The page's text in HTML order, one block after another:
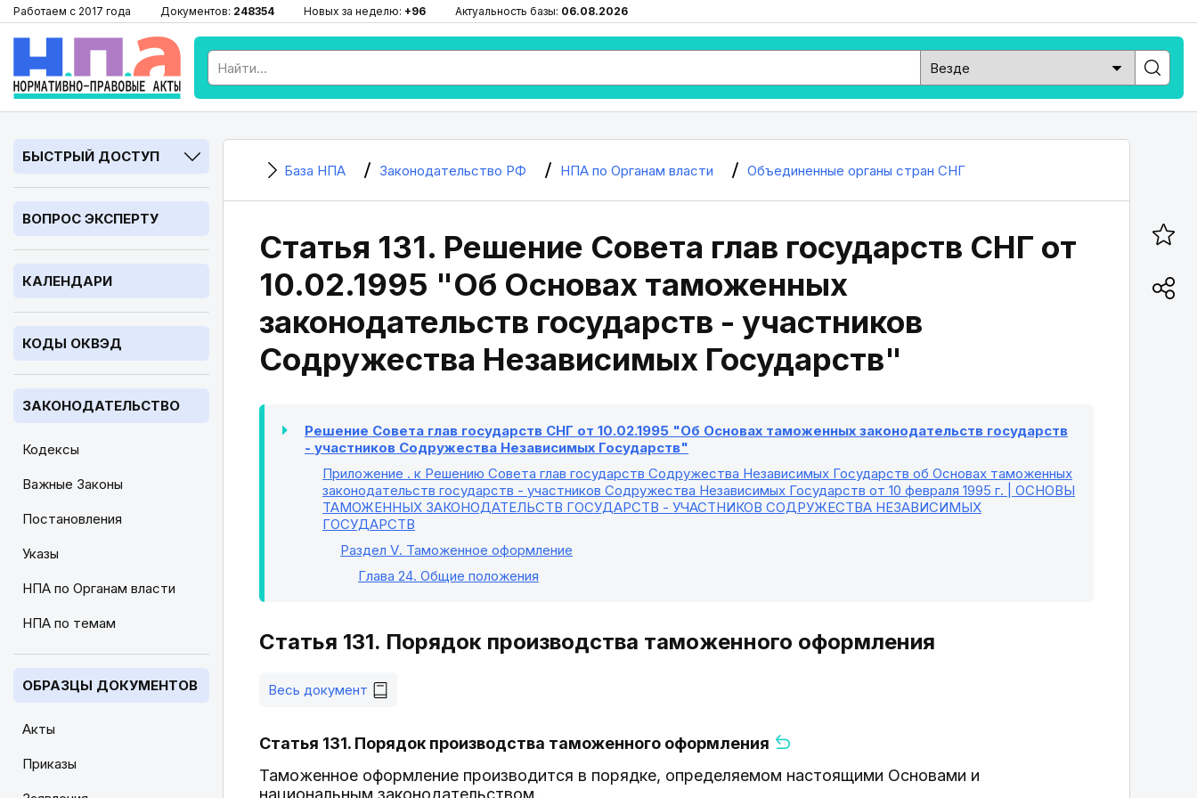
Работаем с 2017 года Документов: 248354 Новых за неделю: +96 Актуальность базы: 06.08.2026
БЫСТРЫЙ ДОСТУП
ВОПРОС ЭКСПЕРТУ
КАЛЕНДАРИ
КОДЫ ОКВЭД
ЗАКОНОДАТЕЛЬСТВО
Кодексы
Важные Законы
Постановления
Указы
НПА по Органам власти
НПА по темам
ОБРАЗЦЫ ДОКУМЕНТОВ
Акты
Приказы
База НПА Законодательство РФ НПА по Органам власти Объединенные органы стран СНГ
Статья 131. Решение Совета глав государств СНГ от
10.02.1995 "Об Основах таможенных
законодательств государств - участников
Содружества Независимых Государств"
Решение Совета глав государств СНГ от 10.02.1995 "Об Основах таможенных законодательств государств
- участников Содружества Независимых Государств"
Приложение . к Решению Совета глав государств Содружества Независимых Государств об Основах таможенных
законодательств государств - участников Содружества Независимых Государств от 10 февраля 1995 г. | ОСНОВЫ
ТАМОЖЕННЫХ ЗАКОНОДАТЕЛЬСТВ ГОСУДАРСТВ - УЧАСТНИКОВ СОДРУЖЕСТВА НЕЗАВИСИМЫХ
ГОСУДАРСТВ
Раздел V. Таможенное оформление
Глава 24. Общие положения
Статья 131. Порядок производства таможенного оформления
Весь документ
Статья 131. Порядок производства таможенного оформления
Таможенное оформление производится в порядке, определяемом настоящими Основами и
национальным законодательством.